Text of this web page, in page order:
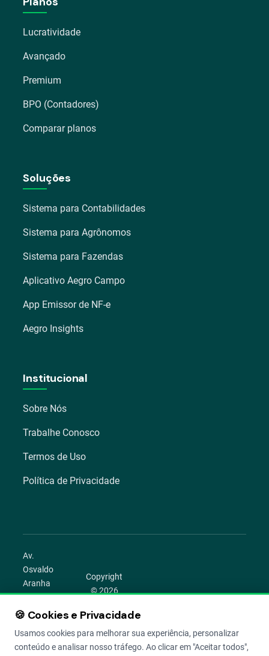
Lucratividade
Avançado
Premium
BPO (Contadores)
Comparar planos
Soluções
Sistema para Contabilidades
Sistema para Agrônomos
Sistema para Fazendas
Aplicativo Aegro Campo
App Emissor de NF-e
Aegro Insights
Institucional
Sobre Nós
Trabalhe Conosco
Termos de Uso
Política de Privacidade
Av.
Osvaldo
Aranha
1022 –
Bom
Porto
Alegre –
Copyright
© 2026
Todos os
direitos
reservados.
🍪 Cookies e Privacidade
Usamos cookies para melhorar sua experiência, personalizar
conteúdo e analisar nosso tráfego. Ao clicar em "Aceitar todos",